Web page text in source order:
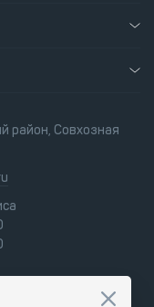
район, Совхозная